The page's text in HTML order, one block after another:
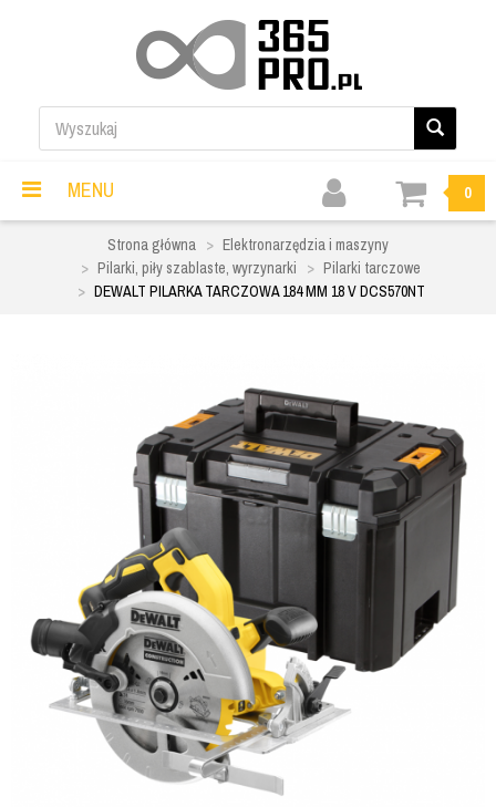
MENU 0
Strona główna
Elektronarzędzia i maszyny
Pilarki, piły szablaste, wyrzynarki
Pilarki tarczowe
DEWALT PILARKA TARCZOWA 184 MM 18 V DCS570NT